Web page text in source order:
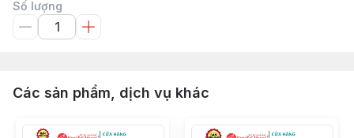
Số lượng
Các sản phẩm, dịch vụ khác